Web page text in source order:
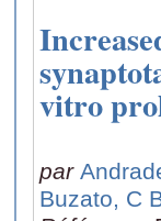
vitro
par
Buzato, C